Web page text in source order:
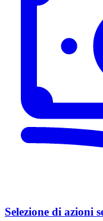
Selezione di azioni